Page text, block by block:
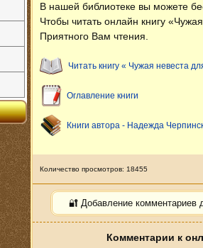
В нашей библиотеке вы можете
Чтобы читать онлайн книгу
Приятного Вам чтения.
Читать книгу « Чужая невеста
Оглавление книги
Книги автора - Надежда
Количество просмотров: 18455
🔐 Добавление комментариев
Комментарии к